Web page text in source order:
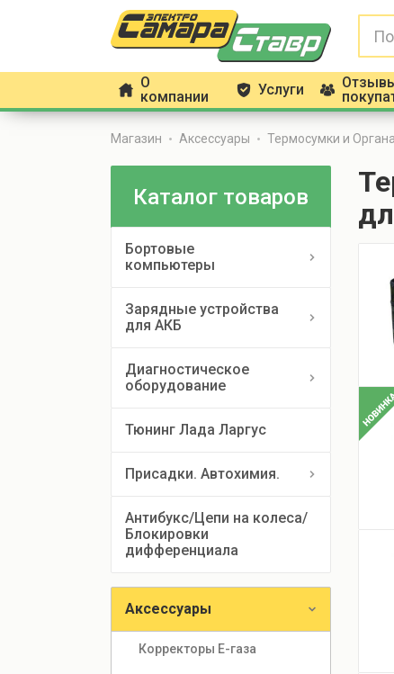
h О
компании
g Услуги f
Магазин Аксессуары Термосумки и
Каталог товаров
Бортовые
компьютеры
Зарядные устройства
для АКБ
Диагностическое
оборудование
Тюнинг Лада Ларгус
Присадки. Автохимия.
Антибукс/Цепи на колеса/
Блокировки
дифференциала
Аксессуары
Корректоры Е-газа